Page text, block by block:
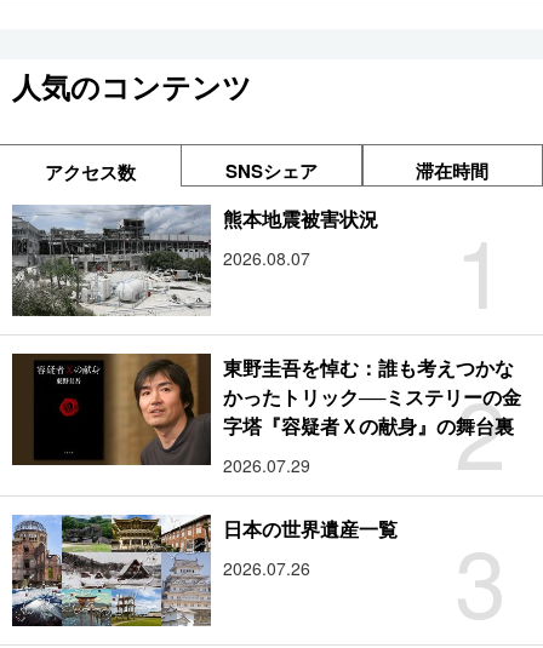
人気のコンテンツ
アクセス数 SNSシェア 滞在時間
1
熊本地震被害状況
2026.08.07
2
東野圭吾を悼む：誰も考えつかな
かったトリック──ミステリーの金
字塔『容疑者Ｘの献身』の舞台裏
2026.07.29
3
日本の世界遺産一覧
2026.07.26